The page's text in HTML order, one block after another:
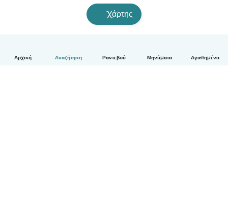
Αρχική Αναζήτηση Ραντεβού Μηνύματα Αγαπημένα
Χάρτης